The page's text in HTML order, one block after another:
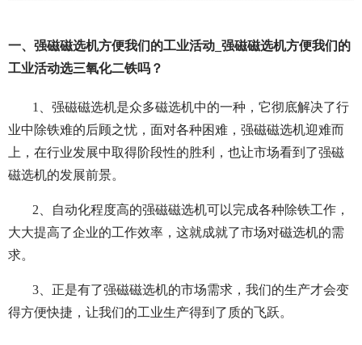
一、强磁磁选机方便我们的工业活动_强磁磁选机方便我们的
工业活动选三氧化二铁吗？
1、强磁磁选机是众多磁选机中的一种，它彻底解决了行
业中除铁难的后顾之忧，面对各种困难，强磁磁选机迎难而
上，在行业发展中取得阶段性的胜利，也让市场看到了强磁
磁选机的发展前景。
2、自动化程度高的强磁磁选机可以完成各种除铁工作，
大大提高了企业的工作效率，这就成就了市场对磁选机的需
求。
3、正是有了强磁磁选机的市场需求，我们的生产才会变
得方便快捷，让我们的工业生产得到了质的飞跃。